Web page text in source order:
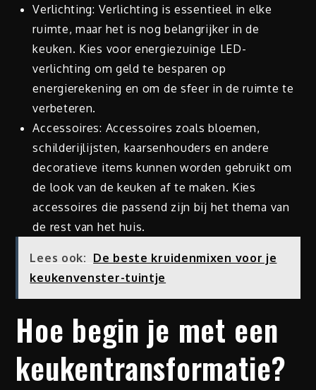
Verlichting: Verlichting is essentieel in elke
ruimte, maar het is nog belangrijker in de
keuken. Kies voor energiezuinige LED-
verlichting om geld te besparen op
energierekening en om de sfeer in de ruimte te
verbeteren.
Accessoires: Accessoires zoals bloemen,
schilderijlijsten, kaarsenhouders en andere
decoratieve items kunnen worden gebruikt om
de look van de keuken af te maken. Kies
accessoires die passend zijn bij het thema van
de rest van het huis.
Lees ook: De beste kruidenmixen voor je
keukenvenster-tuintje
Hoe begin je met een
keukentransformatie?